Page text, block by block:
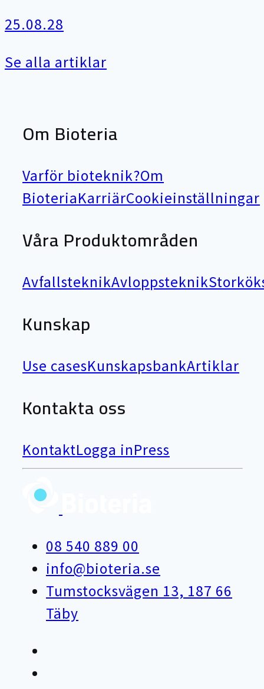
25.08.28
Se alla artiklar
Om Bioteria
Varför bioteknik?Om
BioteriaKarriärCookieinställningar
Våra Produktområden
AvfallsteknikAvloppsteknik
Kunskap
Use casesKunskapsbankArtiklar
Kontakta oss
KontaktLogga inPress
08 540 889 00
info@bioteria.se
Tumstocksvägen 13, 187 66
Täby